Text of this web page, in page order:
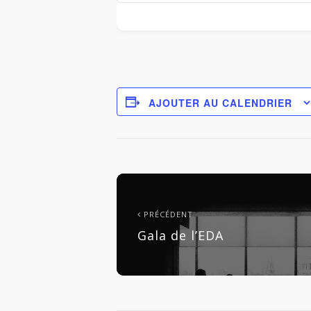
AJOUTER AU CALENDRIER
PRÉCÉDENT
Gala de l’EDA